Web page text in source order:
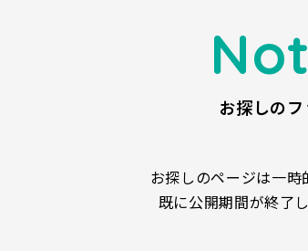
お探しの
お探しのページは一
既に公開期間が終了